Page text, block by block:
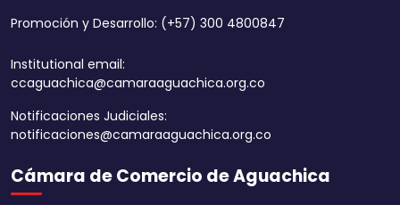
Promoción y Desarrollo: (+57) 300 4800847
Institutional email:
ccaguachica@camaraaguachica.org.co
Notificaciones Judiciales:
notificaciones@camaraaguachica.org.co
Cámara de Comercio de Aguachica
Aumentar